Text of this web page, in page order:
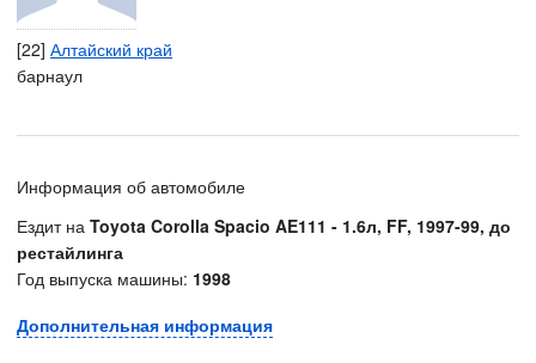
[22] Алтайский край
барнаул
Информация об автомобиле
Ездит на Toyota Corolla Spacio AE111 - 1.6л, FF, 1997-99, до
рестайлинга
Год выпуска машины: 1998
Дополнительная информация